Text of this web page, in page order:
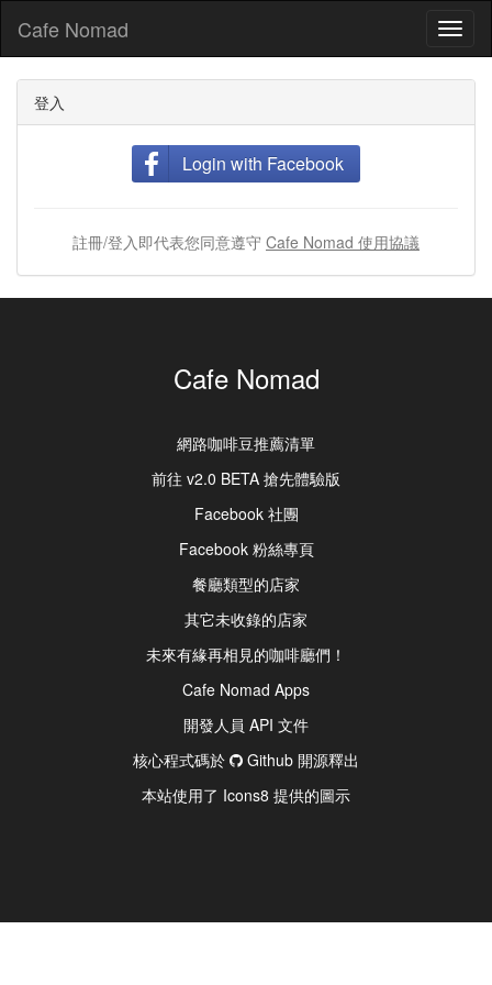
Cafe Nomad
登入
Login with Facebook
註冊/登入即代表您同意遵守 Cafe Nomad 使用協議
Cafe Nomad
網路咖啡豆推薦清單
前往 v2.0 BETA 搶先體驗版
Facebook 社團
Facebook 粉絲專頁
餐廳類型的店家
其它未收錄的店家
未來有緣再相見的咖啡廳們！
Cafe Nomad Apps
開發人員 API 文件
核心程式碼於
Github 開源釋出
本站使用了 Icons8 提供的圖示